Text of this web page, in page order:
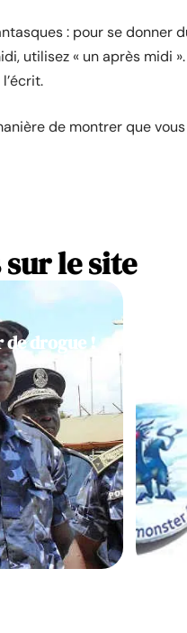
: pour se donner
utilisez « un après midi ».
de montrer que vous
le site
de drogue !